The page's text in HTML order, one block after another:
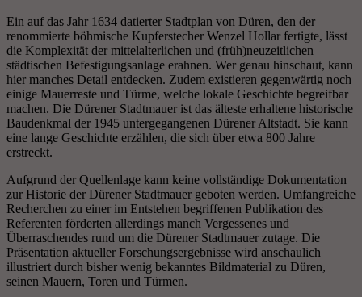
Ein auf das Jahr 1634 datierter Stadtplan von Düren, den der
renommierte böhmische Kupferstecher Wenzel Hollar fertigte, lässt
die Komplexität der mittelalterlichen und (früh)neuzeitlichen
städtischen Befestigungsanlage erahnen. Wer genau hinschaut, kann
hier manches Detail entdecken. Zudem existieren gegenwärtig noch
einige Mauerreste und Türme, welche lokale Geschichte begreifbar
machen. Die Dürener Stadtmauer ist das älteste erhaltene historische
Baudenkmal der 1945 untergegangenen Dürener Altstadt. Sie kann
eine lange Geschichte erzählen, die sich über etwa 800 Jahre
erstreckt.
Aufgrund der Quellenlage kann keine vollständige Dokumentation
zur Historie der Dürener Stadtmauer geboten werden. Umfangreiche
Recherchen zu einer im Entstehen begriffenen Publikation des
Referenten förderten allerdings manch Vergessenes und
Überraschendes rund um die Dürener Stadtmauer zutage. Die
Präsentation aktueller Forschungsergebnisse wird anschaulich
illustriert durch bisher wenig bekanntes Bildmaterial zu Düren,
seinen Mauern, Toren und Türmen.